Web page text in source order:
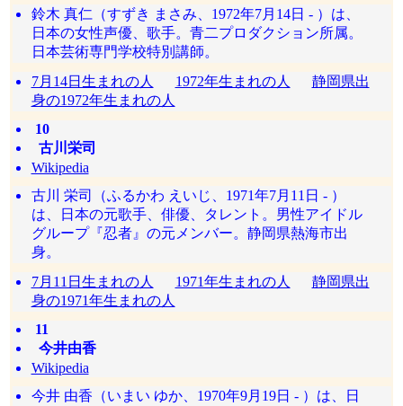
鈴木 真仁（すずき まさみ、1972年7月14日 - ）は、
日本の女性声優、歌手。青二プロダクション所属。
日本芸術専門学校特別講師。
7月14日生まれの人
1972年生まれの人
静岡県出
身の1972年生まれの人
10
古川栄司
Wikipedia
古川 栄司（ふるかわ えいじ、1971年7月11日 - ）
は、日本の元歌手、俳優、タレント。男性アイドル
グループ『忍者』の元メンバー。静岡県熱海市出
身。
7月11日生まれの人
1971年生まれの人
静岡県出
身の1971年生まれの人
11
今井由香
Wikipedia
今井 由香（いまい ゆか、1970年9月19日 - ）は、日